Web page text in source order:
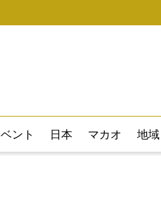
ント 日本 マカオ 地域